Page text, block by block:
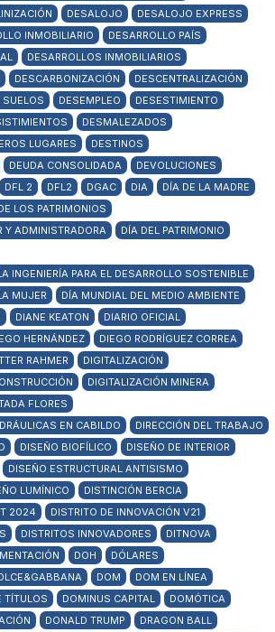
DESALOJO
DESALOJO EXPRESS
INMOBILIARIO
DESARROLLO PAÍS
DESARROLLOS INMOBILIARIOS
DESCARBONIZACIÓN
DESCENTRALIZACIÓN
DESEMPLEO
DESESTIMIENTO
DESMALEZADOS
LUGARES
DESTINOS
DEUDA CONSOLIDADA
DEVOLUCIONES
DFL 2 DFL2 DGAC DIA
DÍA DE LA MADRE
LOS PATRIMONIOS
Y ADMINISTRADORA
DÍA DEL PATRIMONIO
INGENIERÍA PARA EL DESARROLLO SOSTENIBLE
MUJER
DÍA MUNDIAL DEL MEDIO AMBIENTE
DIANE KEATON
DIARIO OFICIAL
HERNÁNDEZ
DIEGO RODRÍGUEZ CORREA
RAHMER
DIGITALIZACIÓN
DIGITALIZACIÓN MINERA
FLORES
EN CABILDO
DIRECCIÓN DEL TRABAJO
DISEÑO BIOFÍLICO
DISEÑO DE INTERIOR
DISEÑO ESTRUCTURAL ANTISISMO
LUMÍNICO
DISTINCIÓN BERCIA
2024
DISTRITO DE INNOVACIÓN V21
DISTRITOS INNOVADORES
DITNOVA
DOH
DÓLARES
DOM
DOM EN LÍNEA
TÍTULOS DOMINUS CAPITAL
DOMÓTICA
DONALD TRUMP
DRAGON BALL